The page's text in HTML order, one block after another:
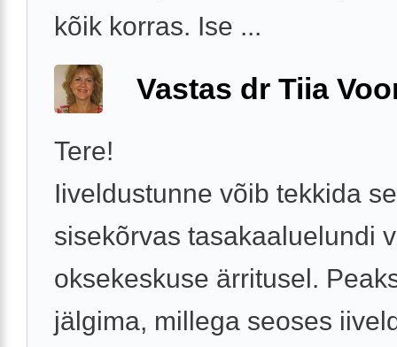
kõik korras. Ise ...
Vastas dr Tiia
Tere!
Iiveldustunne võib tekkida
sisekõrvas tasakaaluelundi
oksekeskuse ärritusel.
jälgima, millega seoses